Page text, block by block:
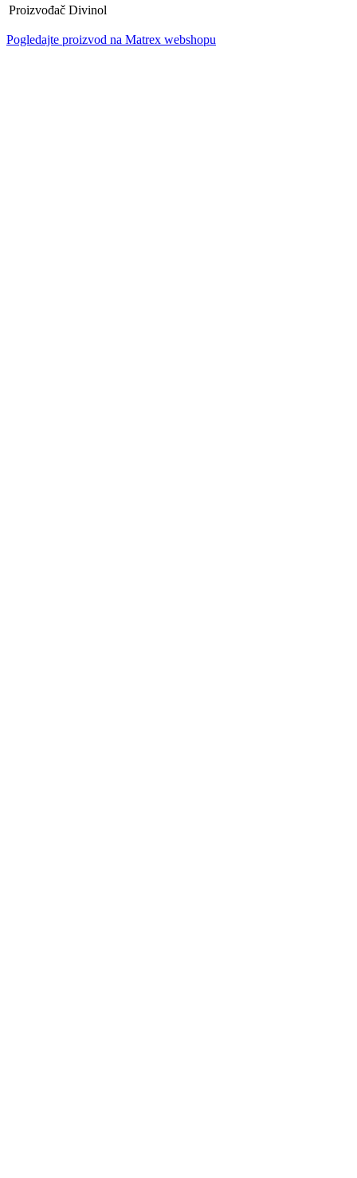
Proizvođač Divinol
Pogledajte proizvod na Matrex webshopu